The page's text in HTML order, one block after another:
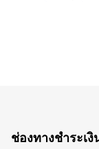
ช่องทางชำระเงิ